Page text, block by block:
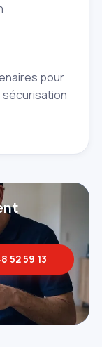
pour
52 59 13